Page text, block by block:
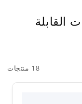
القابلة
18 منتجات